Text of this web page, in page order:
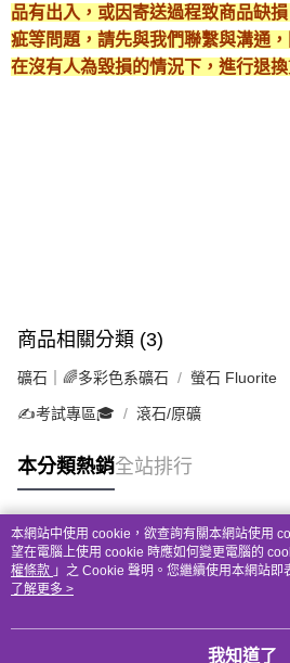
品有出入，或因寄送過程致商品缺
疵等問題，請先與我們聯繫與溝通
在沒有人為毀損的情況下，進行退換
商品相關分類 (3)
礦石｜🌈多彩色系礦石 螢石 Fluorite
✍️考試專區🎓 滾石/原礦
本分類熱銷全站排行
熱門標籤
本網站中使用 cookie，欲查詢有關本網站使用
望在電腦上使用 cookie 時應如何變更電腦的
權條款 」之 Cookie 聲明。您繼續使用本網站
用條款之 Cookie 聲明使用 cookie。
了解更多 >
我知道了